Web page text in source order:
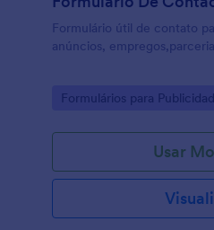
Formulário útil de contato
anúncios,
Go to Category:
Formulários para
Usar